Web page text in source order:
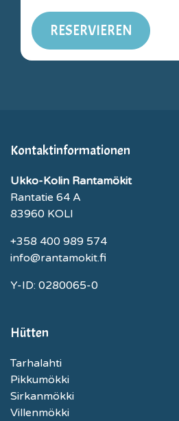
RESERVIEREN
Kontaktinformationen
Ukko-Kolin Rantamökit
Rantatie 64 A
83960 KOLI
+358 400 989 574
info@rantamokit.fi
Y-ID: 0280065-0
Hütten
Tarhalahti
Pikkumökki
Sirkanmökki
Villenmökki